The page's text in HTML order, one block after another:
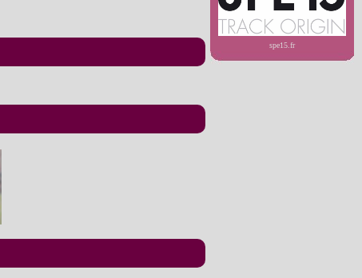
spe15.fr